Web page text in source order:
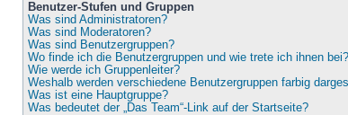
Benutzer-Stufen und Gruppen
Was sind Administratoren?
Was sind Moderatoren?
Was sind Benutzergruppen?
Wo finde ich die Benutzergruppen und wie trete ich ihnen bei?
Wie werde ich Gruppenleiter?
Weshalb werden verschiedene Benutzergruppen farbig
Was ist eine Hauptgruppe?
Was bedeutet der „Das Team“-Link auf der Startseite?